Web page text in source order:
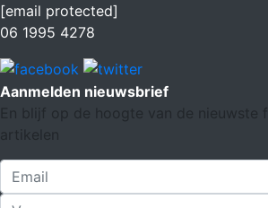
[email protected]
06 1995 4278
Aanmelden nieuwsbrief
En blijf op de hoogte van de nieuwste
artikelen